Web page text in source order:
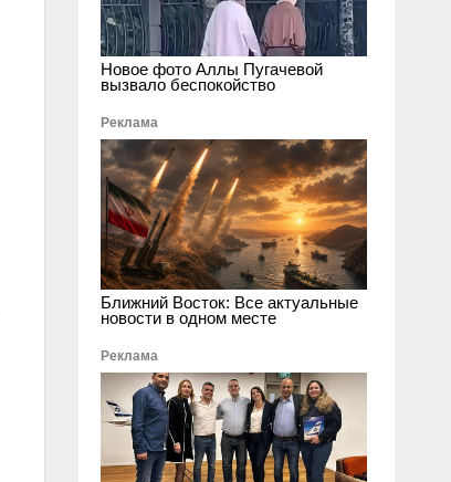
Новое фото Аллы Пугачевой
вызвало беспокойство
Реклама
Ближний Восток: Все актуальные
новости в одном месте
Реклама